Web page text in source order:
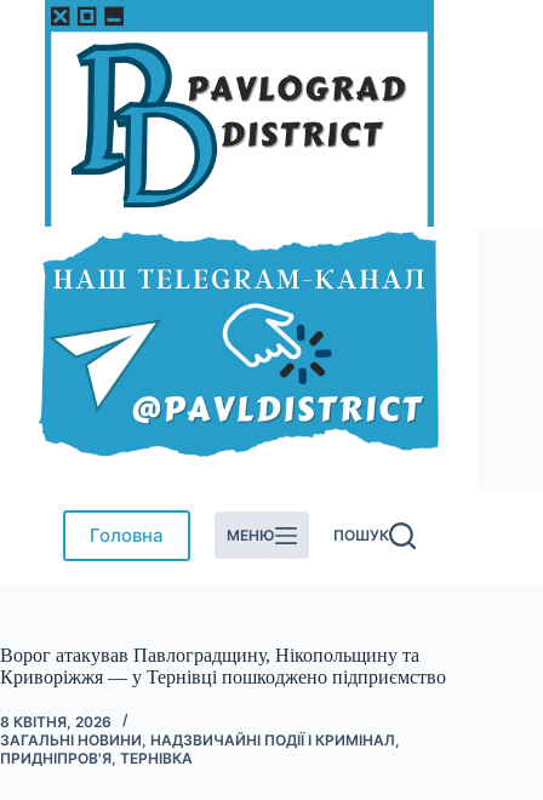
Перейти
Головна МЕНЮ ПОШУК
Ворог атакував Павлоградщину, Нікопольщину та
Криворіжжя — у Тернівці пошкоджено підприємство
8 КВІТНЯ, 2026
ЗАГАЛЬНІ НОВИНИ, НАДЗВИЧАЙНІ ПОДІЇ І КРИМІНАЛ,
ПРИДНІПРОВ'Я, ТЕРНІВКА